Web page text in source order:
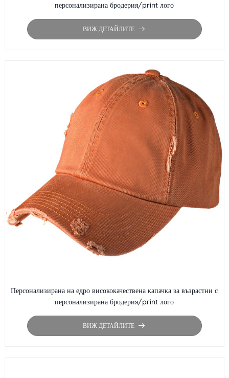
персонализирана бродерия/print лого
ВИЖ ДЕТАЙЛИТЕ
Персонализирана на едро висококачествена капачка за възрастни с
персонализирана бродерия/print лого
ВИЖ ДЕТАЙЛИТЕ